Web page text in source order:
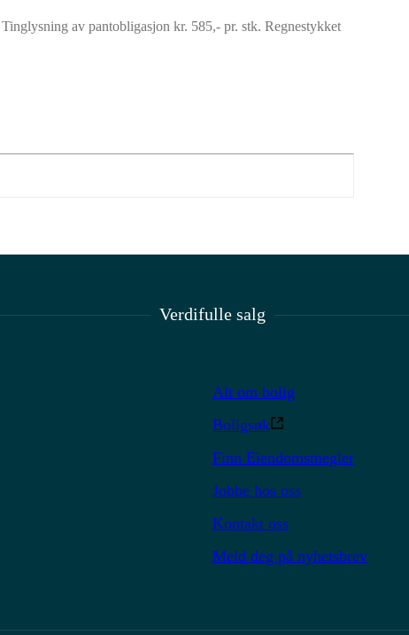
av pantobligasjon kr. 585,- pr. stk. Regnestykket
Verdifulle salg
Alt om bolig
Boligsøk
Finn Eiendomsmegler
Jobbe hos oss
Kontakt oss
Meld deg på nyhetsbrev